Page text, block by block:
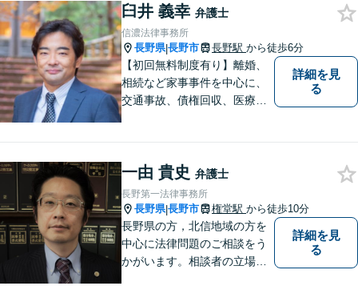
であることを心がけ、誠実
に、そして丁寧に対応してい
きます。
臼井 義幸 弁護士
信濃法律事務所
長野県|長野市 長野駅 から徒歩6分
【初回無料制度有り】離婚、
相続など家事事件を中心に、
交通事故、債権回収、医療過
詳細を見
る
一由 貴史 弁護士
長野第一法律事務所
長野県|長野市 権堂駅 から徒歩10分
長野県の方，北信地域の方を
中心に法律問題のご相談をう
かがいます。相談者の立場を
詳細を見
る